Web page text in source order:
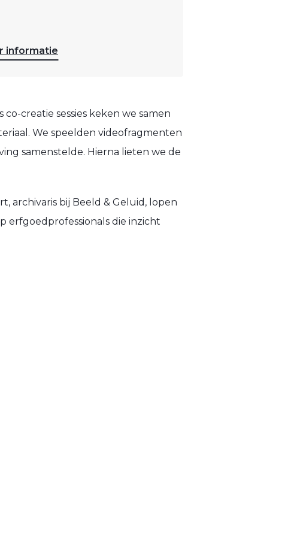
informatie
creatie sessies keken we samen
We speelden videofragmenten
samenstelde. Hierna lieten we de
archivaris bij Beeld & Geluid, lopen
erfgoedprofessionals die inzicht